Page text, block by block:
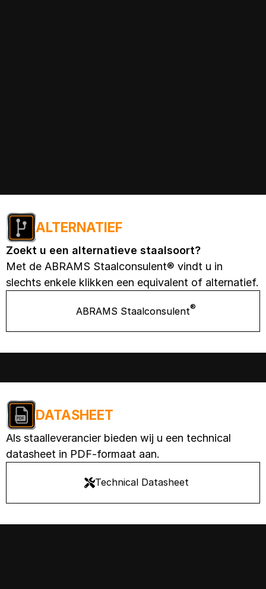
ALTERNATIEF
Zoekt u een alternatieve staalsoort?
Met de ABRAMS Staalconsulent® vindt u in
slechts enkele klikken een equivalent of alternatief.
ABRAMS Staalconsulent®
DATASHEET
Als staalleverancier bieden wij u een technical
datasheet in PDF-formaat aan.
Technical Datasheet